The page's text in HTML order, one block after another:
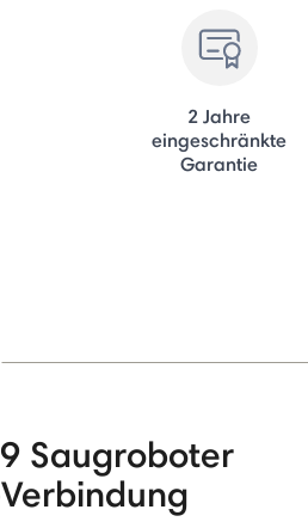
2 Jahre
eingeschränkte
Garantie
Saugroboter